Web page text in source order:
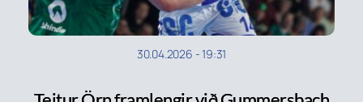
30.04.2026 -19:31